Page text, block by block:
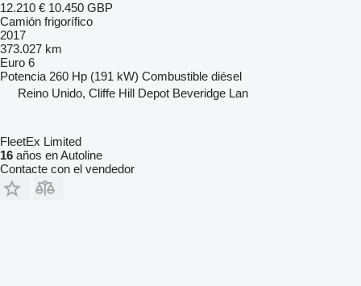
12.210 € 10.450 GBP
Camión frigorífico
2017
373.027 km
Euro 6
Potencia 260 Hp (191 kW) Combustible diésel
Reino Unido, Cliffe Hill Depot Beveridge Lan
FleetEx Limited
16 años en Autoline
Contacte con el vendedor